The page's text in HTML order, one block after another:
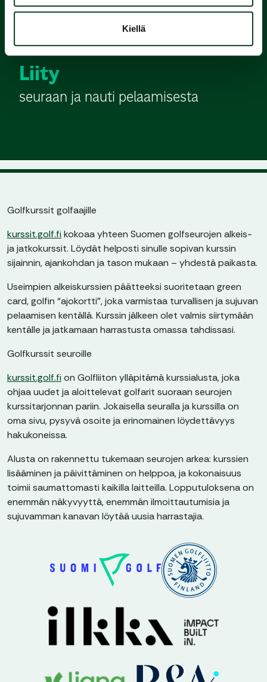
Kiellä
Green Card
3.
Liity
seuraan ja nauti pelaamisesta
Golfkurssit golfaajille
kurssit.golf.fi kokoaa yhteen Suomen golfseurojen alkeis-
ja jatkokurssit. Löydät helposti sinulle sopivan kurssin
sijainnin, ajankohdan ja tason mukaan – yhdestä paikasta.
Useimpien alkeiskurssien päätteeksi suoritetaan green
card, golfin “ajokortti”, joka varmistaa turvallisen ja sujuvan
pelaamisen kentällä. Kurssin jälkeen olet valmis siirtymään
kentälle ja jatkamaan harrastusta omassa tahdissasi.
Golfkurssit seuroille
kurssit.golf.fi on Golfliiton ylläpitämä kurssialusta, joka
ohjaa uudet ja aloittelevat golfarit suoraan seurojen
kurssitarjonnan pariin. Jokaisella seuralla ja kurssilla on
oma sivu, pysyvä osoite ja erinomainen löydettävyys
hakukoneissa.
Alusta on rakennettu tukemaan seurojen arkea: kurssien
lisääminen ja päivittäminen on helppoa, ja kokonaisuus
toimii saumattomasti kaikilla laitteilla. Lopputuloksena on
enemmän näkyvyyttä, enemmän ilmoittautumisia ja
sujuvamman kanavan löytää uusia harrastajia.